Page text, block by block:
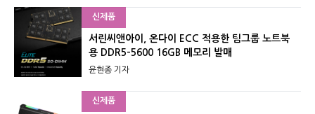
신제품
서린씨앤아이, 온다이 ECC 적용한 팀그룹 노트북
용 DDR5-5600 16GB 메모리 발매
윤현종 기자
신제품